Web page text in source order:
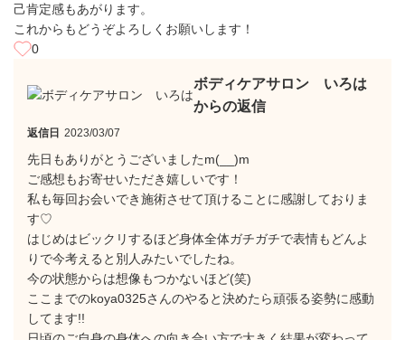
己肯定感もあがります。
これからもどうぞよろしくお願いします！
0
ボディケアサロン いろは
からの返信
返信日 2023/03/07
先日もありがとうございましたm(__)m
ご感想もお寄せいただき嬉しいです！
私も毎回お会いでき施術させて頂けることに感謝しておりま
す♡
はじめはビックリするほど身体全体ガチガチで表情もどんよ
りで今考えると別人みたいでしたね。
今の状態からは想像もつかないほど(笑)
ここまでのkoya0325さんのやると決めたら頑張る姿勢に感動
してます!!